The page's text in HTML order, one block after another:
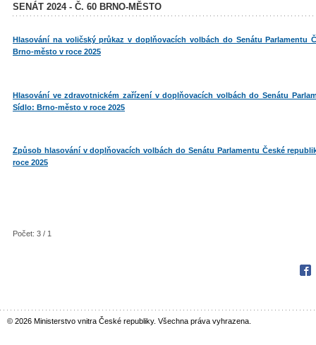
SENÁT 2024 - Č. 60 BRNO-MĚSTO
Hlasování na voličský průkaz v doplňovacích volbách do Senátu Parlamentu
Brno-město v roce 2025
Hlasování ve zdravotnickém zařízení v doplňovacích volbách do Senátu
Sídlo: Brno-město v roce 2025
Způsob hlasování v doplňovacích volbách do Senátu Parlamentu České
roce 2025
Počet: 3 / 1
© 2026 Ministerstvo vnitra České republiky. Všechna práva vyhrazena.